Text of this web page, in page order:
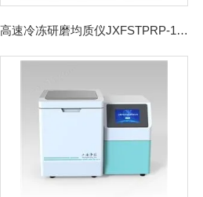
高速冷冻研磨均质仪JXFSTPRP-192CL